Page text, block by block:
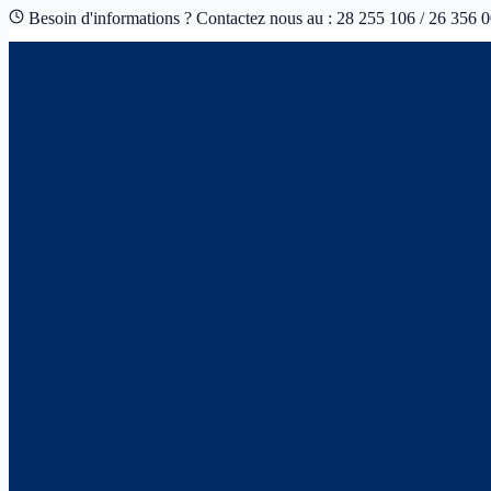
Besoin d'informations ? Contactez nous au : 28 255 106 / 26 356